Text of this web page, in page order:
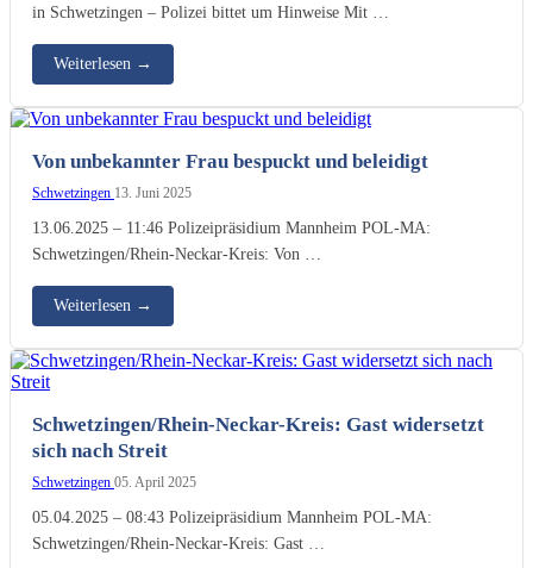
in Schwetzingen – Polizei bittet um Hinweise Mit …
Weiterlesen →
Von unbekannter Frau bespuckt und beleidigt
Schwetzingen 13. Juni 2025
13.06.2025 – 11:46 Polizeipräsidium Mannheim POL-MA:
Schwetzingen/Rhein-Neckar-Kreis: Von …
Weiterlesen →
Schwetzingen/Rhein-Neckar-Kreis: Gast widersetzt
sich nach Streit
Schwetzingen 05. April 2025
05.04.2025 – 08:43 Polizeipräsidium Mannheim POL-MA:
Schwetzingen/Rhein-Neckar-Kreis: Gast …